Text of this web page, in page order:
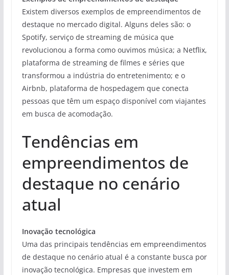
Existem diversos exemplos de empreendimentos de
destaque no mercado digital. Alguns deles são: o
Spotify, serviço de streaming de música que
revolucionou a forma como ouvimos música; a Netflix,
plataforma de streaming de filmes e séries que
transformou a indústria do entretenimento; e o
Airbnb, plataforma de hospedagem que conecta
pessoas que têm um espaço disponível com viajantes
em busca de acomodação.
Tendências em
empreendimentos de
destaque no cenário
atual
Inovação tecnológica
Uma das principais tendências em empreendimentos
de destaque no cenário atual é a constante busca por
inovação tecnológica. Empresas que investem em